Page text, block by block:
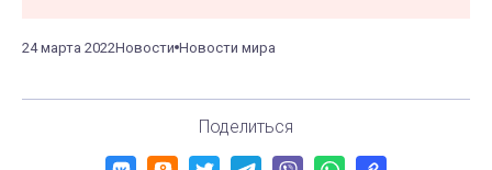
24 марта 2022Новости Новости мира
Поделиться